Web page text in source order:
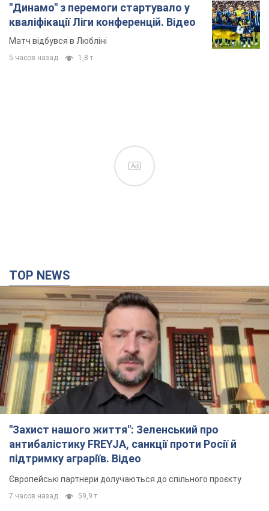
"Динамо" з перемоги стартувало у
кваліфікації Ліги конференцій. Відео
Матч відбувся в Любліні
5 часов назад 1,8 т.
Ad
TOP NEWS
"Захист нашого життя": Зеленський про
антибалістику FREYJA, санкції проти Росії й
підтримку аграріїв. Відео
Європейські партнери долучаються до спільного проєкту
7 часов назад 59,9 т.